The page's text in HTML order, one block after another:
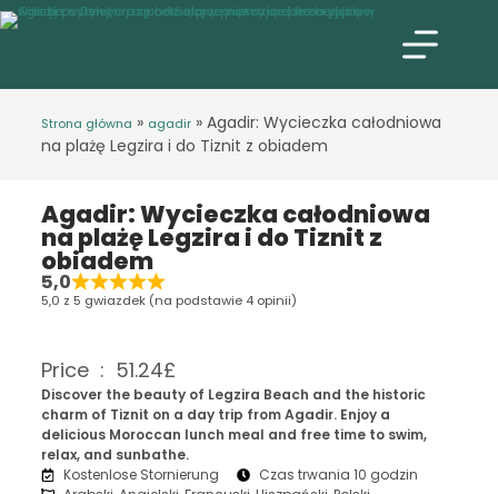
Strona główna » agadir» Agadir: Wycieczka całodniowa
na plażę Legzira i do Tiznit z obiadem
Agadir: Wycieczka całodniowa
na plażę Legzira i do Tiznit z
obiadem
5,0
5,0 z 5 gwiazdek (na podstawie 4 opinii)
Price : 51.24£
Discover the beauty of Legzira Beach and the historic
charm of Tiznit on a day trip from Agadir. Enjoy a
delicious Moroccan lunch meal and free time to swim,
relax, and sunbathe.
Kostenlose Stornierung
Czas trwania 10 godzin